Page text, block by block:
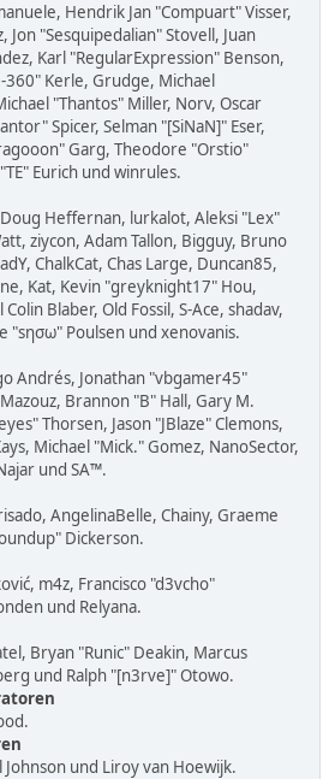
Hendrik Jan "Compuart" Visser,
Jon "Sesquipedalian" Stovell, Juan
Karl "RegularExpression" Benson,
Kerle, Grudge, Michael
"Thantos" Miller, Norv, Oscar
Spicer, Selman "[SiNaN]" Eser,
Garg, Theodore "Orstio"
Eurich und winrules.
Heffernan, lurkalot, Aleksi "Lex"
ziycon, Adam Tallon, Bigguy, Bruno
ChalkCat, Chas Large, Duncan85,
Kat, Kevin "greyknight17" Hou,
Blaber, Old Fossil, S-Ace, shadav,
"sησω" Poulsen und xenovanis.
Andrés, Jonathan "vbgamer45"
Brannon "B" Hall, Gary M.
Thorsen, Jason "JBlaze" Clemons,
Michael "Mick." Gomez, NanoSector,
und SA™.
AngelinaBelle, Chainy, Graeme
Dickerson.
m4z, Francisco "d3vcho"
und Relyana.
Bryan "Runic" Deakin, Marcus
und Ralph "[n3rve]" Otowo.
und Liroy van Hoewijk.